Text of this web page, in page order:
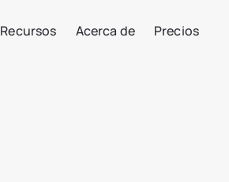
Recursos Acerca de Precios